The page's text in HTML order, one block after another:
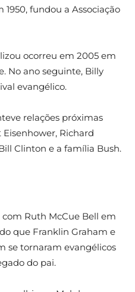
fundou a Associação
ocorreu em 2005 em
No ano seguinte, Billy
evangélico.
relações próximas
Richard
Clinton e a família Bush.
Ruth McCue Bell em
que Franklin Graham e
se tornaram evangélicos
do pai.